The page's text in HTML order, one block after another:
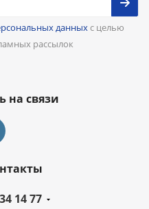
данныхс целью
рассылок
на связи
14 77